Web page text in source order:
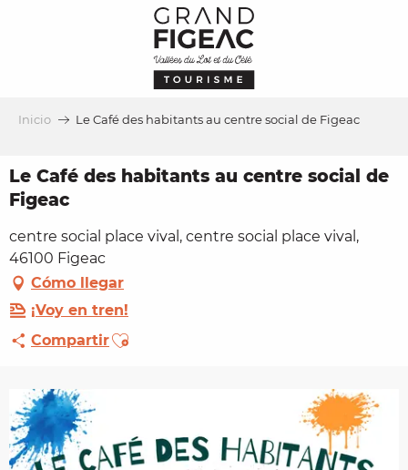
Inicio Le Café des habitants au centre social de Figeac
Le Café des habitants au centre social de
Figeac
centre social place vival, centre social place vival,
46100 Figeac
Cómo llegar
¡Voy en tren!
CompartirAjouter aux favoris